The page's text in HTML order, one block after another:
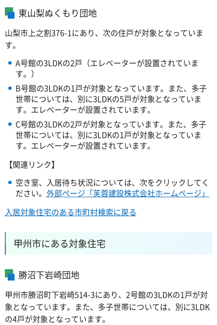
東山梨ぬくもり団地
山梨市上之割376-1にあり、次の住戸が対象となっていま
す。
A号館の3LDKの2戸（エレベーターが設置されていま
す。）
B号館の3LDKの1戸が対象となっています。また、多子
世帯については、別に3LDKの5戸が対象となっていま
す。エレベーターが設置されています。
C号館の3LDKの2戸が対象となっています。また、多子
世帯については、別に3LDKの1戸が対象となっていま
す。エレベーターが設置されています。
【関連リンク】
空き室、入居待ち状況については、次をクリックしてく
ださい。 外部ページ「芙蓉建設株式会社ホームページ」
入居対象住宅のある市町村検索に戻る
甲州市にある対象住宅
勝沼下岩崎団地
甲州市勝沼町下岩崎514-3にあり、2号館の3LDKの1戸が対
象となっています。また、多子世帯については、別に3LDK
の4戸が対象となっています。